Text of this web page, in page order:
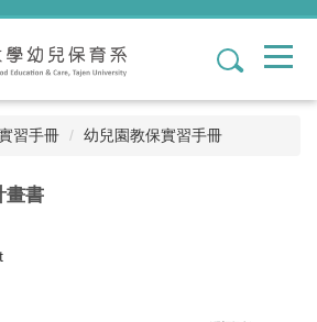
1
習手冊 幼兒園教保實習手冊
畫書